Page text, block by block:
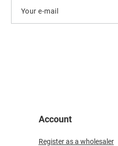
Your e-mail
Account
Register as a wholesaler